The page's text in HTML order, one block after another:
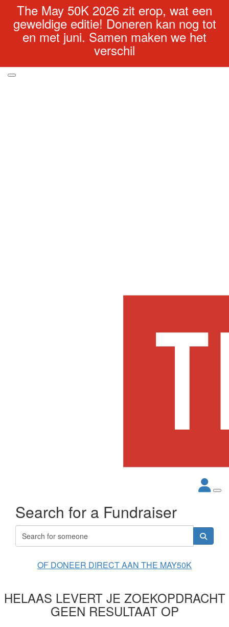
The May 50K 2026 zit erop, wat een
geweldige editie! Doneren kan nog tot
en met juni. Samen maken we het
verschil
Search for a Fundraiser
OF DONEER DIRECT AAN THE MAY50K
HELAAS LEVERT JE ZOEKOPDRACHT
GEEN RESULTAAT OP